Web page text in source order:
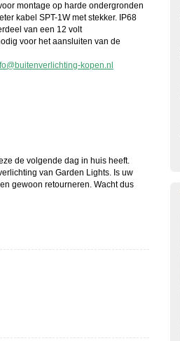
montage op harde ondergronden
kabel SPT-1W met stekker. IP68
van een 12 volt
voor het aansluiten van de
kopen.nl
de volgende dag in huis heeft.
van Garden Lights. Is uw
gewoon retourneren. Wacht dus